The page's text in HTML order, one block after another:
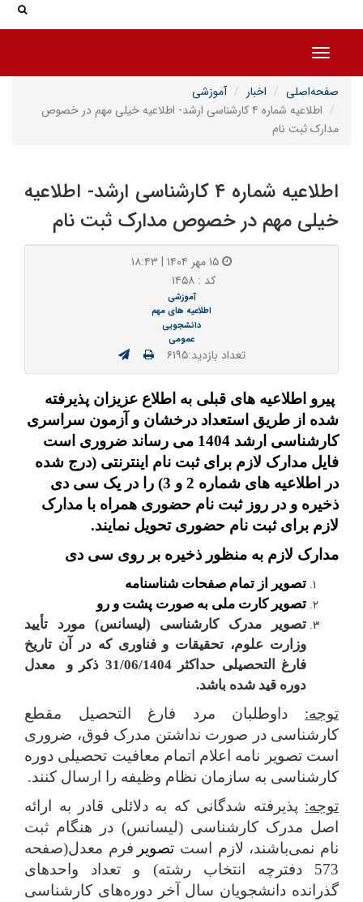
Toggle navigation
صفحه‌اصلی اخبار
آموزشی
اطلاعیه شماره ۴ کارشناسی ارشد- اطلاعیه خیلی مهم در خصوص
مدارک ثبت نام
اطلاعیه شماره ۴ کارشناسی ارشد- اطلاعیه
خیلی مهم در خصوص مدارک ثبت نام
کد : ۱۴۵۸
آموزشی
اطلاعیه های مهم
دانشجویی
عمومی
تعداد بازدید:۶۱۹۵
پیرو اطلاعیه های قبلی به اطلاع عزیزان پذیرفته
شده از طریق استعداد درخشان و آزمون سراسری
کارشناسی ارشد 1404 می رساند ضروری است
فایل مدارک لازم برای ثبت نام اینترنتی (درج شده
در اطلاعیه های شماره 2 و 3) را در یک سی دی
ذخیره و در روز ثبت نام حضوری همراه با مدارک
لازم برای ثبت نام حضوری تحویل نمایند.
مدارک لازم به منظور ذخیره بر روی سی دی
تصویر از تمام صفحات شناسنامه
تصویر کارت ملی به صورت پشت و رو
تصویر مدرک کارشناسی (لیسانس) مورد تأیید
وزارت علوم، تحقیقات و فناوری که در آن تاریخ
فارغ التحصیلی حداکثر 31/06/1404 ذکر و
معدل
دوره قید شده باشد.
توجه: داوطلبان مرد فارغ التحصیل مقطع
کارشناسی در صورت نداشتن مدرک فوق، ضروری
است تصویر نامه اعلام اتمام معافیت تحصیلی دوره
کارشناسی به سازمان نظام وظیفه را ارسال کنند.
توجه: پذیرفته شدگانی که به دلائلی قادر به ارائه
اصل مدرک کارشناسی (لیسانس) در هنگام ثبت
نام نمی‌باشند، لازم است تصویر فرم معدل(صفحه
573 دفترچه انتخاب رشته) و تعداد واحدهای
گذرانده دانشجویان سال آخر دوره‌های کارشناسی